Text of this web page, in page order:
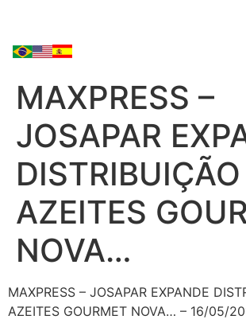
MAXPRESS –
JOSAPAR
AZEITES
NOVA…
MAXPRESS – JOSAPAR EXPANDE
AZEITES GOURMET NOVA… – 16/05/